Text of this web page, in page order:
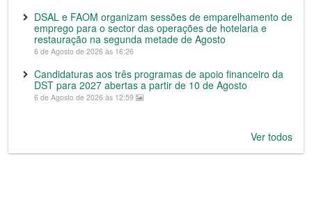
DSAL e FAOM organizam sessões de emparelhamento de
emprego para o sector das operações de hotelaria e
restauração na segunda metade de Agosto
6 de Agosto de 2026 às 16:26
Candidaturas aos três programas de apoio financeiro da
DST para 2027 abertas a partir de 10 de Agosto
6 de Agosto de 2026 às 12:59
Ver todos